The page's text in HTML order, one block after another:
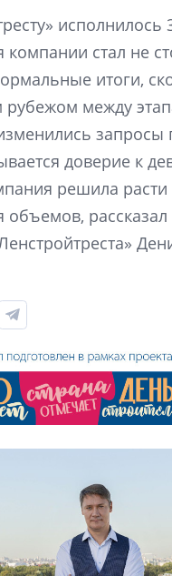
исполнилось
компании стал не
итоги,
между
запросы
доверие к
решила расти
объемов,